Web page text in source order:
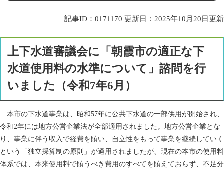
記事ID：0171170 更新日：2025年10月20日更新
上下水道審議会に「朝霞市の適正な下
水道使用料の水準について」諮問を行
いました（令和7年6月）
本市の下水道事業は、昭和57年に公共下水道の一部供用が開始され、
令和2年には地方公営企業法が全部適用されました。 地方公営企業とな
り、事業に伴う収入で経費を賄い、自立性をもって事業を継続していく
という「独立採算制の原則」が適用されましたが、現在の本市の使用料
体系では、本来使用料で賄うべき費用のすべてを賄えておらず、不足分